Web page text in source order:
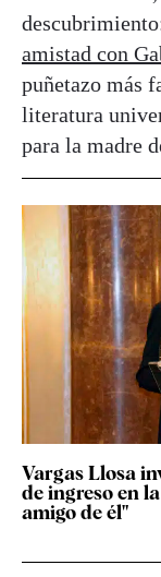
amistad con
puñetazo más
literatura
para la madre
Vargas Llosa
de ingreso en
amigo de él"